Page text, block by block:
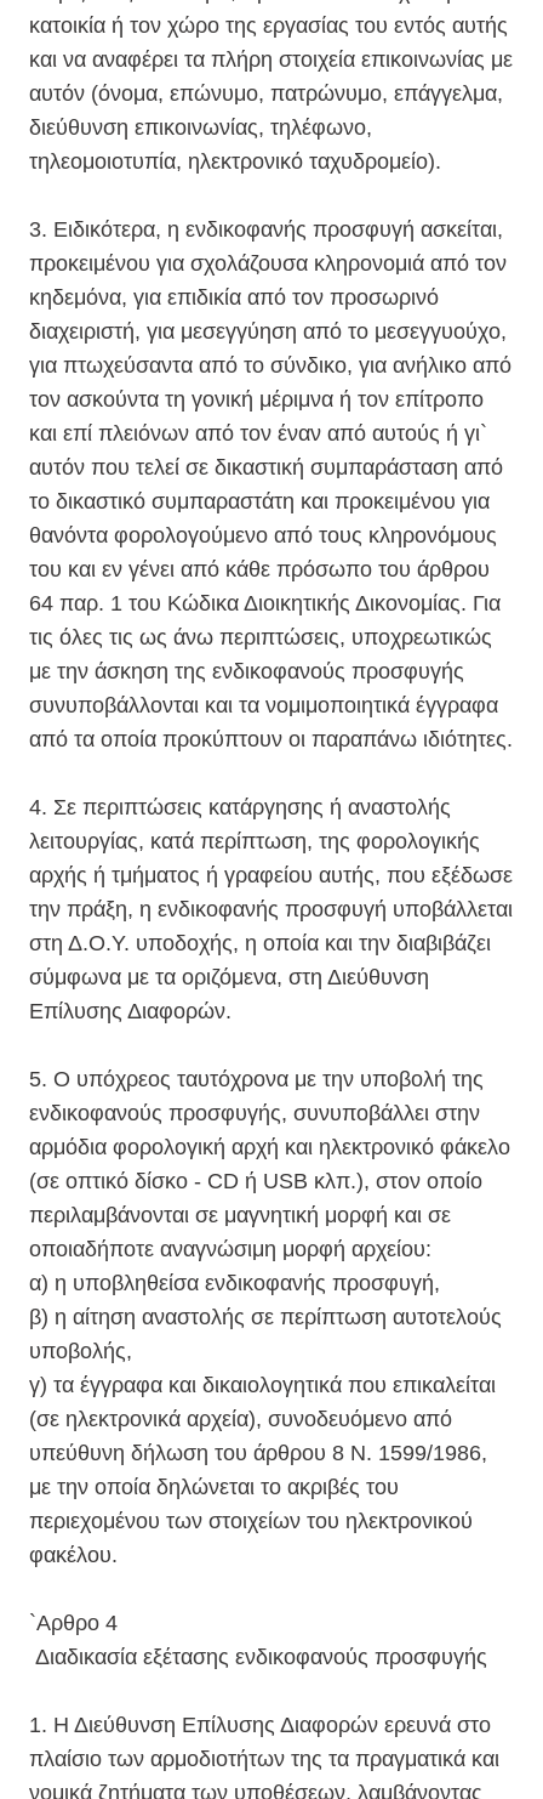
κατοικία ή τον χώρο της εργασίας του εντός αυτής
και να αναφέρει τα πλήρη στοιχεία επικοινωνίας με
αυτόν (όνομα, επώνυμο, πατρώνυμο, επάγγελμα,
διεύθυνση επικοινωνίας, τηλέφωνο,
τηλεομοιοτυπία, ηλεκτρονικό ταχυδρομείο).
3. Ειδικότερα, η ενδικοφανής προσφυγή ασκείται,
προκειμένου για σχολάζουσα κληρονομιά από τον
κηδεμόνα, για επιδικία από τον προσωρινό
διαχειριστή, για μεσεγγύηση από το μεσεγγυούχο,
για πτωχεύσαντα από το σύνδικο, για ανήλικο από
τον ασκούντα τη γονική μέριμνα ή τον επίτροπο
και επί πλειόνων από τον έναν από αυτούς ή γι`
αυτόν που τελεί σε δικαστική συμπαράσταση από
το δικαστικό συμπαραστάτη και προκειμένου για
θανόντα φορολογούμενο από τους κληρονόμους
του και εν γένει από κάθε πρόσωπο του άρθρου
64 παρ. 1 του Κώδικα Διοικητικής Δικονομίας. Για
τις όλες τις ως άνω περιπτώσεις, υποχρεωτικώς
με την άσκηση της ενδικοφανούς προσφυγής
συνυποβάλλονται και τα νομιμοποιητικά έγγραφα
από τα οποία προκύπτουν οι παραπάνω ιδιότητες.
4. Σε περιπτώσεις κατάργησης ή αναστολής
λειτουργίας, κατά περίπτωση, της φορολογικής
αρχής ή τμήματος ή γραφείου αυτής, που εξέδωσε
την πράξη, η ενδικοφανής προσφυγή υποβάλλεται
στη Δ.Ο.Υ. υποδοχής, η οποία και την διαβιβάζει
σύμφωνα με τα οριζόμενα, στη Διεύθυνση
Επίλυσης Διαφορών.
5. Ο υπόχρεος ταυτόχρονα με την υποβολή της
ενδικοφανούς προσφυγής, συνυποβάλλει στην
αρμόδια φορολογική αρχή και ηλεκτρονικό φάκελο
(σε οπτικό δίσκο - CD ή USB κλπ.), στον οποίο
περιλαμβάνονται σε μαγνητική μορφή και σε
οποιαδήποτε αναγνώσιμη μορφή αρχείου:
α) η υποβληθείσα ενδικοφανής προσφυγή,
β) η αίτηση αναστολής σε περίπτωση αυτοτελούς
υποβολής,
γ) τα έγγραφα και δικαιολογητικά που επικαλείται
(σε ηλεκτρονικά αρχεία), συνοδευόμενο από
υπεύθυνη δήλωση του άρθρου 8 Ν. 1599/1986,
με την οποία δηλώνεται το ακριβές του
περιεχομένου των στοιχείων του ηλεκτρονικού
φακέλου.
`Αρθρο 4
Διαδικασία εξέτασης ενδικοφανούς προσφυγής
1. Η Διεύθυνση Επίλυσης Διαφορών ερευνά στο
πλαίσιο των αρμοδιοτήτων της τα πραγματικά και
νομικά ζητήματα των υποθέσεων, λαμβάνοντας